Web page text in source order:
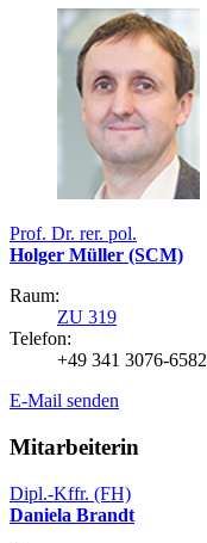
Prof. Dr. rer. pol.
Holger Müller (SCM)
Raum:
ZU 319
Telefon:
+49 341 3076-6582
E-Mail senden
Mitarbeiterin
Dipl.-Kffr. (FH)
Daniela Brandt